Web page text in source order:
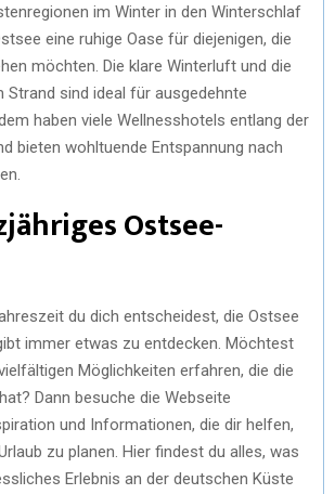
im Winter in den Winterschlaf
eine ruhige Oase für diejenigen, die
möchten. Die klare Winterluft und die
Strand sind ideal für ausgedehnte
haben viele Wellnesshotels entlang der
bieten wohltuende Entspannung nach
Ostsee-
du dich entscheidest, die Ostsee
immer etwas zu entdecken. Möchtest
Möglichkeiten erfahren, die die
Dann besuche die Webseite
und Informationen, die dir helfen,
zu planen. Hier findest du alles, was
Erlebnis an der deutschen Küste